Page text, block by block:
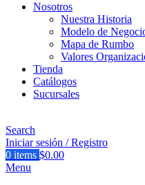
Nosotros
Nuestra Historia
Modelo de
Mapa de Rumbo
Valores
Tienda
Catálogos
Sucursales
Search
Iniciar sesión / Registro
0 items $0.00
Menu